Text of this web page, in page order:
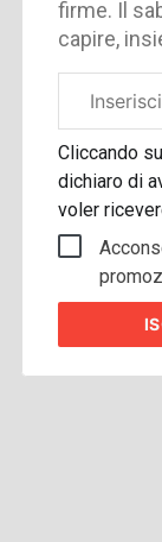
firme. Il
capire,
aziendale
Cliccando
dichiaro di
voler